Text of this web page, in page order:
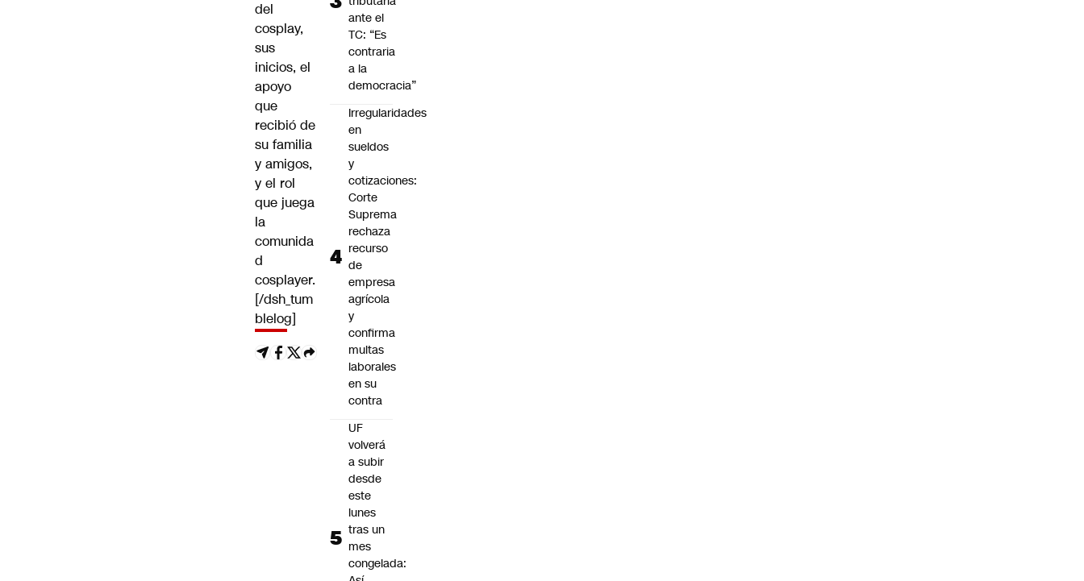
del
cosplay,
sus
inicios, el
apoyo
que
recibió de
su familia
y amigos,
y el rol
que juega
la
comunida
d
cosplayer.
[/dsh_tum
blelog]
ante el
TC: “Es
contraria
a la
democracia”
Irregularidades
en
sueldos
y
cotizaciones:
Corte
Suprema
rechaza
recurso
de
empresa
agrícola
y
confirma
multas
laborales
en su
contra
UF
volverá
a subir
desde
este
lunes
tras un
mes
congelada: